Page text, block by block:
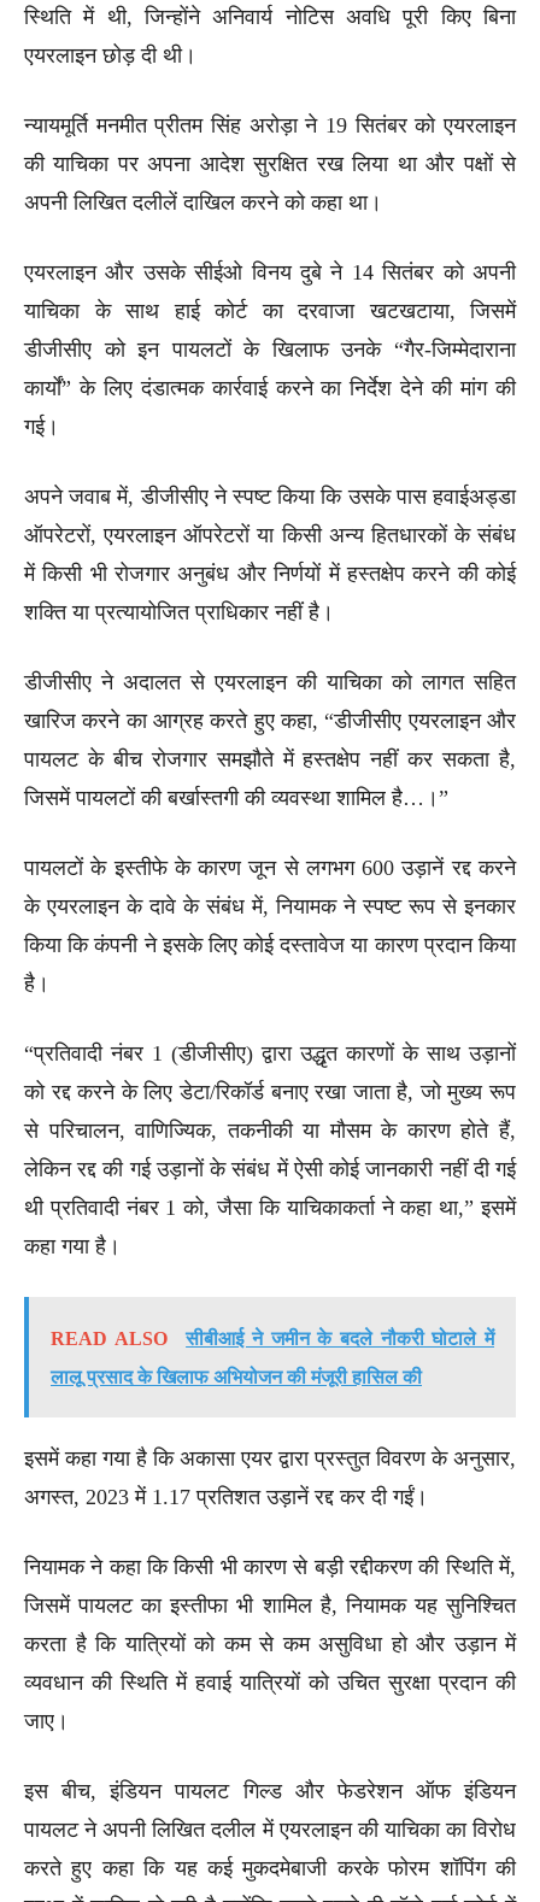
स्थिति में थी, जिन्होंने अनिवार्य नोटिस अवधि पूरी किए बिना
एयरलाइन छोड़ दी थी।
न्यायमूर्ति मनमीत प्रीतम सिंह अरोड़ा ने 19 सितंबर को एयरलाइन
की याचिका पर अपना आदेश सुरक्षित रख लिया था और पक्षों से
अपनी लिखित दलीलें दाखिल करने को कहा था।
एयरलाइन और उसके सीईओ विनय दुबे ने 14 सितंबर को अपनी
याचिका के साथ हाई कोर्ट का दरवाजा खटखटाया, जिसमें
डीजीसीए को इन पायलटों के खिलाफ उनके “गैर-जिम्मेदाराना
कार्यों” के लिए दंडात्मक कार्रवाई करने का निर्देश देने की मांग की
गई।
अपने जवाब में, डीजीसीए ने स्पष्ट किया कि उसके पास हवाईअड्डा
ऑपरेटरों, एयरलाइन ऑपरेटरों या किसी अन्य हितधारकों के संबंध
में किसी भी रोजगार अनुबंध और निर्णयों में हस्तक्षेप करने की कोई
शक्ति या प्रत्यायोजित प्राधिकार नहीं है।
डीजीसीए ने अदालत से एयरलाइन की याचिका को लागत सहित
खारिज करने का आग्रह करते हुए कहा, “डीजीसीए एयरलाइन और
पायलट के बीच रोजगार समझौते में हस्तक्षेप नहीं कर सकता है,
जिसमें पायलटों की बर्खास्तगी की व्यवस्था शामिल है…।”
पायलटों के इस्तीफे के कारण जून से लगभग 600 उड़ानें रद्द करने
के एयरलाइन के दावे के संबंध में, नियामक ने स्पष्ट रूप से इनकार
किया कि कंपनी ने इसके लिए कोई दस्तावेज या कारण प्रदान किया
है।
“प्रतिवादी नंबर 1 (डीजीसीए) द्वारा उद्धृत कारणों के साथ उड़ानों
को रद्द करने के लिए डेटा/रिकॉर्ड बनाए रखा जाता है, जो मुख्य रूप
से परिचालन, वाणिज्यिक, तकनीकी या मौसम के कारण होते हैं,
लेकिन रद्द की गई उड़ानों के संबंध में ऐसी कोई जानकारी नहीं दी गई
थी प्रतिवादी नंबर 1 को, जैसा कि याचिकाकर्ता ने कहा था,” इसमें
कहा गया है।
READ ALSO
सीबीआई ने जमीन के बदले नौकरी घोटाले में
लालू प्रसाद के खिलाफ अभियोजन की मंजूरी हासिल की
इसमें कहा गया है कि अकासा एयर द्वारा प्रस्तुत विवरण के अनुसार,
अगस्त, 2023 में 1.17 प्रतिशत उड़ानें रद्द कर दी गईं।
नियामक ने कहा कि किसी भी कारण से बड़ी रद्दीकरण की स्थिति में,
जिसमें पायलट का इस्तीफा भी शामिल है, नियामक यह सुनिश्चित
करता है कि यात्रियों को कम से कम असुविधा हो और उड़ान में
व्यवधान की स्थिति में हवाई यात्रियों को उचित सुरक्षा प्रदान की
जाए।
इस बीच, इंडियन पायलट गिल्ड और फेडरेशन ऑफ इंडियन
पायलट ने अपनी लिखित दलील में एयरलाइन की याचिका का विरोध
करते हुए कहा कि यह कई मुकदमेबाजी करके फोरम शॉपिंग की